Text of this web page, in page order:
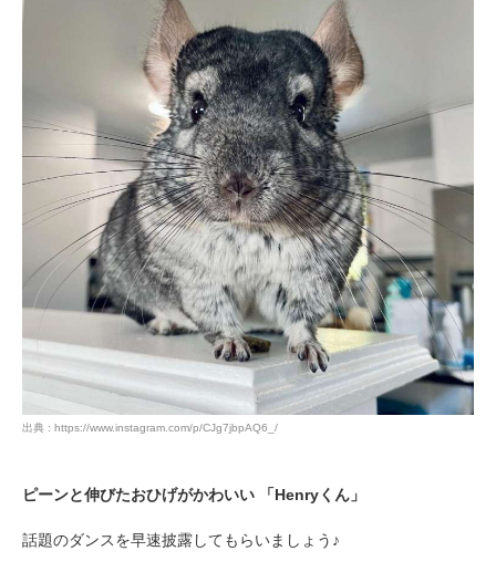
出典 : https://www.instagram.com/p/CJg7jbpAQ6_/
ピーンと伸びたおひげがかわいい 「Henryくん」
話題のダンスを早速披露してもらいましょう♪